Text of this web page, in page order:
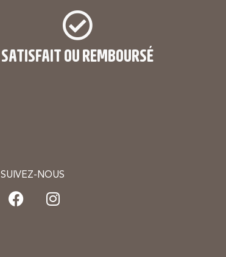
SATISFAIT OU REMBOURSÉ
SUIVEZ-NOUS